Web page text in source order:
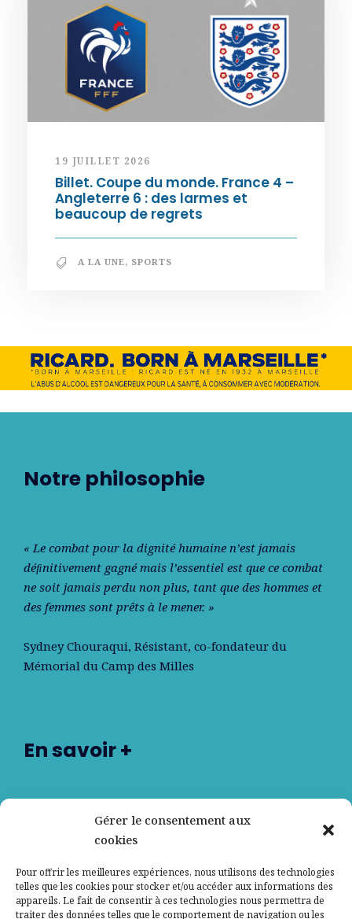
Gérer le consentement aux
cookies
Pour offrir les meilleures expériences, nous utilisons des technologies
telles que les cookies pour stocker et/ou accéder aux informations des
appareils. Le fait de consentir à ces technologies nous permettra de
traiter des données telles que le comportement de navigation ou les
19 JUILLET 2026
Billet. Coupe du monde. France 4 –
Angleterre 6 : des larmes et
beaucoup de regrets
A LA UNE, SPORTS
Notre philosophie
« Le combat pour la dignité humaine n’est jamais
déﬁnitivement gagné mais l’essentiel est que ce combat
ne soit jamais perdu non plus, tant que des hommes et
des femmes sont prêts à le mener. »
Sydney Chouraqui, Résistant, co-fondateur du
Mémorial du Camp des Milles
En savoir +
Nos partenaires
Contactez-nous